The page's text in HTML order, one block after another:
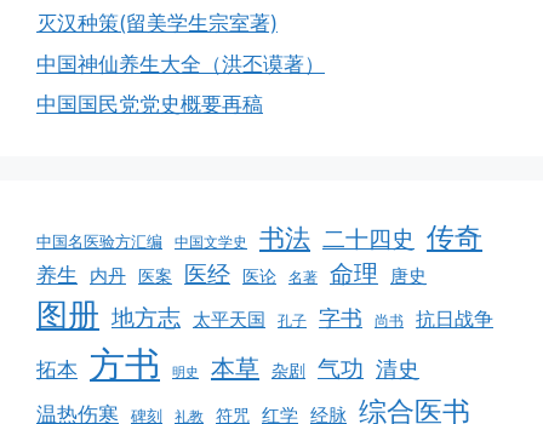
灭汉种策(留美学生宗室著)
中国神仙养生大全（洪丕谟著）
中国国民党党史概要再稿
中国名医验方汇编 中国文学史 书法 二十四史 传奇
养生 内丹 医案 医经 医论 名著 命理 唐史
图册 地方志 太平天国 孔子 字书 尚书 抗日战争
拓本 方书 明史 本草 杂剧 气功 清史
温热伤寒 碑刻 礼教 符咒 红学 经脉 综合医书